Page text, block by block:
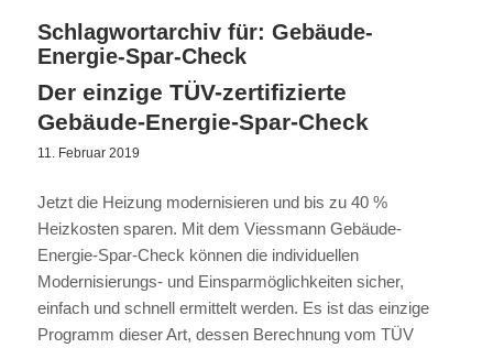
Schlagwortarchiv für: Gebäude-
Energie-Spar-Check
Der einzige TÜV-zertifizierte
Gebäude-Energie-Spar-Check
11. Februar 2019
Jetzt die Heizung modernisieren und bis zu 40 %
Heizkosten sparen. Mit dem Viessmann Gebäude-
Energie-Spar-Check können die individuellen
Modernisierungs- und Einsparmöglichkeiten sicher,
einfach und schnell ermittelt werden. Es ist das einzige
Programm dieser Art, dessen Berechnung vom TÜV